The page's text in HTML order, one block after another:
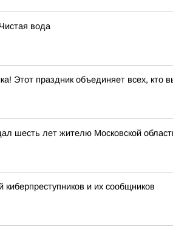
вода
Этот праздник объединяет всех, кто
шесть лет жителю Московской
и их сообщников